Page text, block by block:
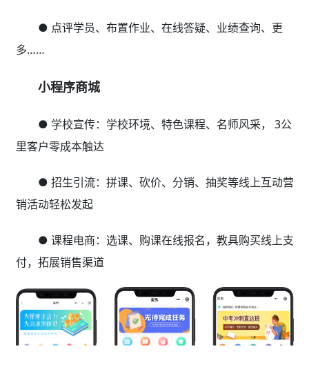
● 点评学员、布置作业、在线答疑、业绩查询、更
多……
小程序商城
● 学校宣传：学校环境、特色课程、名师风采， 3公
里客户零成本触达
● 招生引流：拼课、砍价、分销、抽奖等线上互动营
销活动轻松发起
● 课程电商：选课、购课在线报名，教具购买线上支
付，拓展销售渠道